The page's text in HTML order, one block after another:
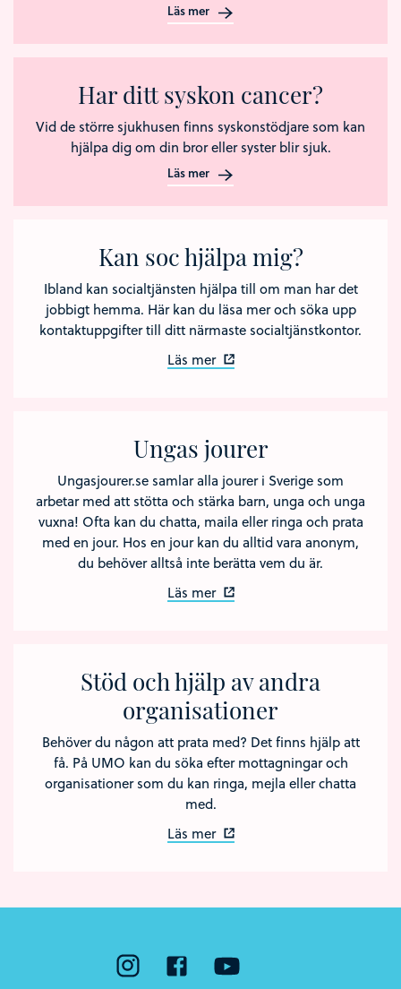
Läs mer
Har ditt syskon cancer?
Vid de större sjukhusen finns syskonstödjare som kan
hjälpa dig om din bror eller syster blir sjuk.
Läs mer
Kan soc hjälpa mig?
Ibland kan socialtjänsten hjälpa till om man har det
jobbigt hemma. Här kan du läsa mer och söka upp
kontaktuppgifter till ditt närmaste socialtjänstkontor.
Läs mer
Ungas jourer
Ungasjourer.se samlar alla jourer i Sverige som
arbetar med att stötta och stärka barn, unga och unga
vuxna! Ofta kan du chatta, maila eller ringa och prata
med en jour. Hos en jour kan du alltid vara anonym,
du behöver alltså inte berätta vem du är.
Läs mer
Stöd och hjälp av andra
organisationer
Behöver du någon att prata med? Det finns hjälp att
få. På UMO kan du söka efter mottagningar och
organisationer som du kan ringa, mejla eller chatta
med.
Läs mer